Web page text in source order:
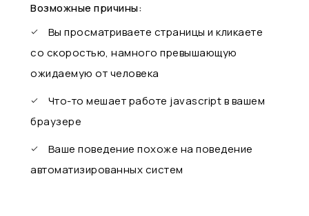
Возможные причины:
Вы просматриваете страницы и кликаете
со скоростью, намного превышающую
ожидаемую от человека
Что-то мешает работе javascript в вашем
браузере
Ваше поведение похоже на поведение
автоматизированных систем